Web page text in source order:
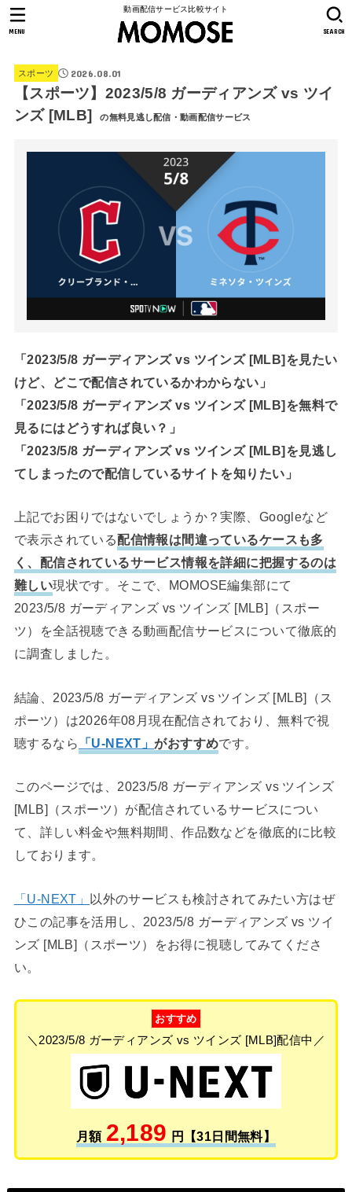
動画配信サービス比較サイト
SEARCH
MENU
スポーツ 2026.08.01
【スポーツ】2023/5/8 ガーディアンズ vs ツイ
ンズ [MLB]
の無料見逃し配信・動画配信サービス
「2023/5/8 ガーディアンズ vs ツインズ [MLB]を見たい
けど、どこで配信されているかわからない」
「2023/5/8 ガーディアンズ vs ツインズ [MLB]を無料で
見るにはどうすれば良い？」
「2023/5/8 ガーディアンズ vs ツインズ [MLB]を見逃し
てしまったので配信しているサイトを知りたい」
上記でお困りではないでしょうか？実際、Googleなど
で表示されている配信情報は間違っているケースも多
く、配信されているサービス情報を詳細に把握するのは
難しい現状です。そこで、MOMOSE編集部にて
2023/5/8 ガーディアンズ vs ツインズ [MLB]（スポー
ツ）を全話視聴できる動画配信サービスについて徹底的
に調査しました。
結論、2023/5/8 ガーディアンズ vs ツインズ [MLB]（ス
ポーツ）は2026年08月現在配信されており、無料で視
聴するなら
「U-NEXT」がおすすめです。
このページでは、2023/5/8 ガーディアンズ vs ツインズ
[MLB]（スポーツ）が配信されているサービスについ
て、詳しい料金や無料期間、作品数などを徹底的に比較
しております。
「U-NEXT」 以外のサービスも検討されてみたい方はぜ
ひこの記事を活用し、2023/5/8 ガーディアンズ vs ツイ
ンズ [MLB]（スポーツ）をお得に視聴してみてくださ
い。
おすすめ
＼2023/5/8 ガーディアンズ vs ツインズ [MLB]配信中／
月額 2,189 円【31日間無料】